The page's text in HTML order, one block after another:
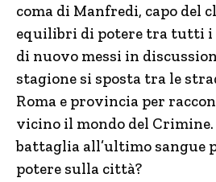
coma di Manfredi, capo del
equilibri di potere tra tutti i
di nuovo messi in
stagione si sposta tra le
Roma e provincia per
vicino il mondo del
battaglia all’ultimo sangue
potere sulla città?